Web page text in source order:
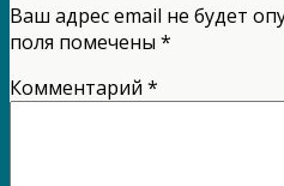
Ваш адрес email не будет
поля помечены *
Комментарий *